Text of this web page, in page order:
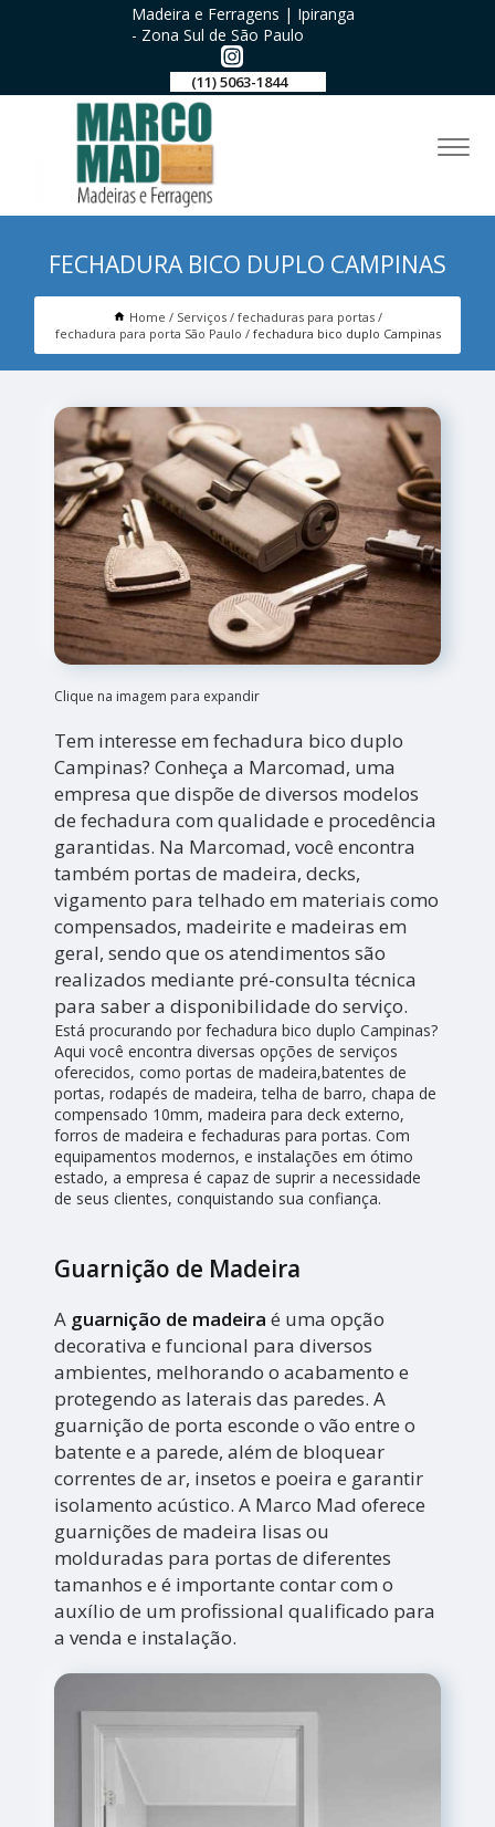
Madeira e Ferragens | Ipiranga
- Zona Sul de São Paulo
(11) 5063-1844
FECHADURA BICO DUPLO CAMPINAS
Home Serviços
fechaduras para portas
fechadura para porta São Paulo
fechadura bico duplo Campinas
Clique na imagem para expandir
Tem interesse em fechadura bico duplo
Campinas? Conheça a Marcomad, uma
empresa que dispõe de diversos modelos
de fechadura com qualidade e procedência
garantidas. Na Marcomad, você encontra
também portas de madeira, decks,
vigamento para telhado em materiais como
compensados, madeirite e madeiras em
geral, sendo que os atendimentos são
realizados mediante pré-consulta técnica
para saber a disponibilidade do serviço.
Está procurando por fechadura bico duplo Campinas?
Aqui você encontra diversas opções de serviços
oferecidos, como portas de madeira,batentes de
portas, rodapés de madeira, telha de barro, chapa de
compensado 10mm, madeira para deck externo,
forros de madeira e fechaduras para portas. Com
equipamentos modernos, e instalações em ótimo
estado, a empresa é capaz de suprir a necessidade
de seus clientes, conquistando sua confiança.
Guarnição de Madeira
A guarnição de madeira é uma opção
decorativa e funcional para diversos
ambientes, melhorando o acabamento e
protegendo as laterais das paredes. A
guarnição de porta esconde o vão entre o
batente e a parede, além de bloquear
correntes de ar, insetos e poeira e garantir
isolamento acústico. A Marco Mad oferece
guarnições de madeira lisas ou
molduradas para portas de diferentes
tamanhos e é importante contar com o
auxílio de um profissional qualificado para
a venda e instalação.